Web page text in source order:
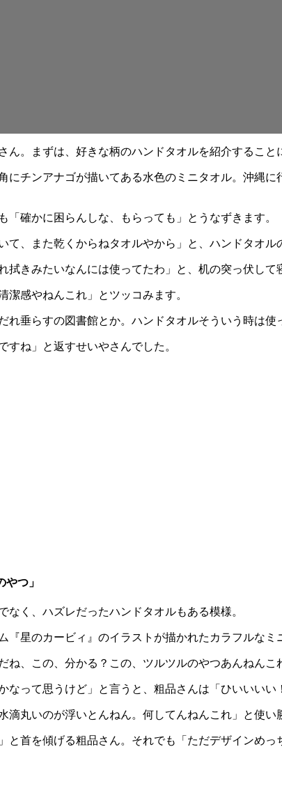
。まずは、好きな柄のハンドタオルを紹介すること
にチンアナゴが描いてある水色のミニタオル。沖縄
「確かに困らんしな、もらっても」とうなずきます。
、また乾くからねタオルやから」と、ハンドタオル
きみたいなんには使ってたわ」と、机の突っ伏して
感やねんこれ」とツッコみます。
垂らすの図書館とか。ハンドタオルそういう時は使
ね」と返すせいやさんでした。
つ」
く、ハズレだったハンドタオルもある模様。
星のカービィ』のイラストが描かれたカラフルなミ
、この、分かる？この、ツルツルのやつあんねんこ
って思うけど」と言うと、粗品さんは「ひいいいい
丸いのが浮いとんねん。何してんねんこれ」と使い
首を傾げる粗品さん。それでも「ただデザインめ